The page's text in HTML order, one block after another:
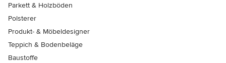
Parkett & Holzböden
Polsterer
Produkt- & Möbeldesigner
Teppich & Bodenbeläge
Baustoffe